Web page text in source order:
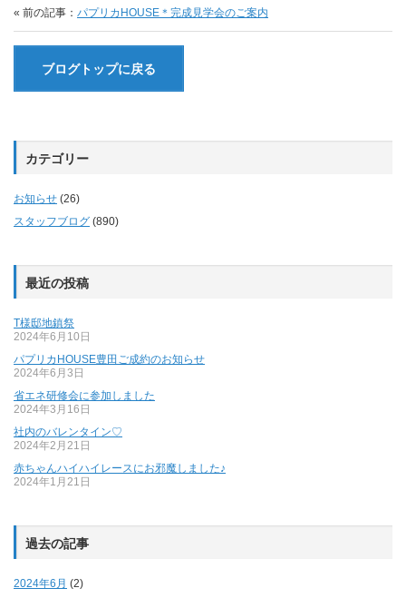
« 前の記事： パプリカHOUSE＊完成見学会のご案内
ブログトップに戻る
カテゴリー
お知らせ (26)
スタッフブログ (890)
最近の投稿
T様邸地鎮祭
2024年6月10日
パプリカHOUSE豊田ご成約のお知らせ
2024年6月3日
省エネ研修会に参加しました
2024年3月16日
社内のバレンタイン♡
2024年2月21日
赤ちゃんハイハイレースにお邪魔しました♪
2024年1月21日
過去の記事
2024年6月 (2)